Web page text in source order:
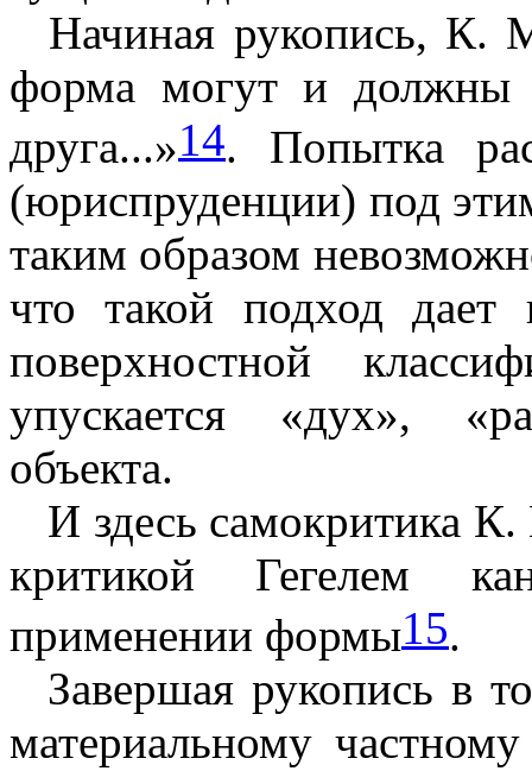
Начиная рукопись, К.
форма могут и должны
друга...»14. Попытка
(юриспруденции) под
таким образом
что такой подход
поверхностной
упускается «дух»,
объекта.
И здесь самокритика
критикой Гегелем
применении формы15.
Завершая рукопись в
мате­риальному